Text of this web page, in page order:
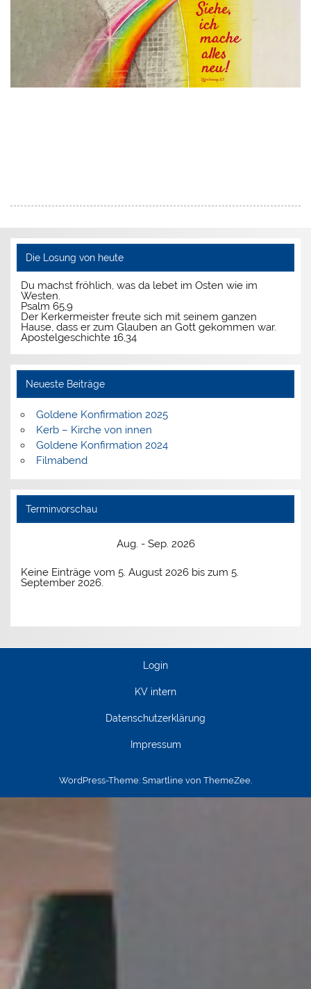
Die Losung von heute
Du machst fröhlich, was da lebet im Osten wie im
Westen.
Psalm 65,9
Der Kerkermeister freute sich mit seinem ganzen
Hause, dass er zum Glauben an Gott gekommen war.
Apostelgeschichte 16,34
Neueste Beiträge
Goldene Konfirmation 2025
Kerb – Kirche von innen
Goldene Konfirmation 2024
Filmabend
Terminvorschau
Aug. - Sep. 2026
Keine Einträge vom 5. August 2026 bis zum 5.
September 2026.
Login
KV intern
Datenschutzerklärung
Impressum
WordPress-Theme: Smartline von ThemeZee.